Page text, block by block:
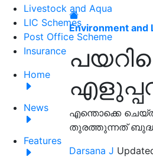
Livestock and Aqua
LIC Schemes
Post Office Scheme
Insurance
Home
News
Features
Environment and
എന്തൊക്കെ
തുരത്തുന്നത്
Darsana J